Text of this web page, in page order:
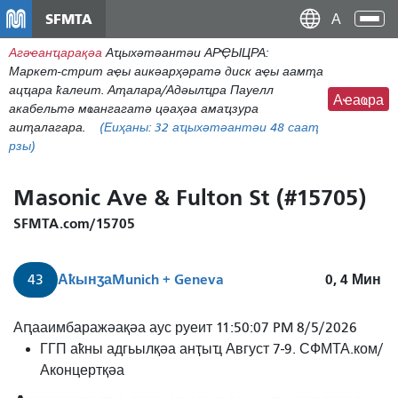
контену
принципал
SFMTA
Агәҽанҵарақәа Аҵыхәтәантәи АРҾЫЦРА:
Маркет-стрит аҿы аикәарҳәратә диск аҿы аамҭа
ацҵара ҟалеит. Аҭалара/Адәылҵра Пауелл
акабельтә мҩангагатә цәаҳәа амаҵзура
аиҭалагара.
(Еиҳаны: 32 аҵыхәтәантәи 48 сааҭ
рзы)
Аҽаҩра
Masonic Ave & Fulton St (#15705)
SFMTA.com/15705
43 АҟынӡаMunich + Geneva 0, 4 Мин
43
Масонтәи
Миунхен
Аԥааимбаражәақәа аус руеит 11:50:07 PM 8/5/2026
ГГП аҟны адгьылқәа анҭыҵ Август 7-9. СФМТА.ком/
Аконцертқәа